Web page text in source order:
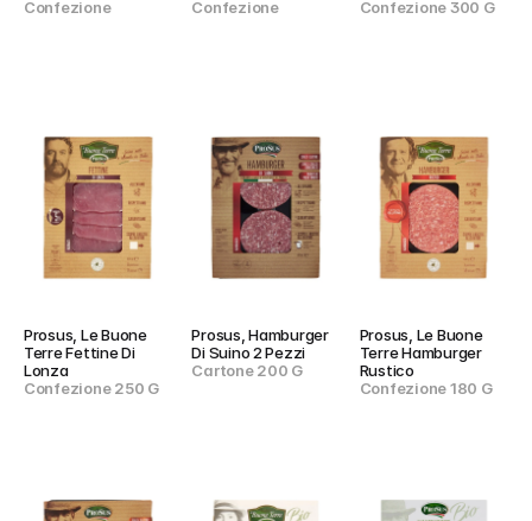
Confezione
Confezione
Confezione 300 G
Prosus, Le Buone
Terre Fettine Di
Lonza
Confezione 250 G
Prosus, Hamburger
Di Suino 2 Pezzi
Cartone 200 G
Prosus, Le Buone
Terre Hamburger
Rustico
Confezione 180 G